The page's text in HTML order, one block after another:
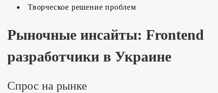
Творческое решение проблем
Рыночные инсайты: Frontend
разработчики в Украине
Спрос на рынке